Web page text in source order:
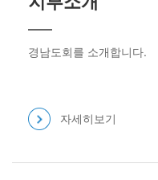
경남도회를 소개합니다.
자세히보기